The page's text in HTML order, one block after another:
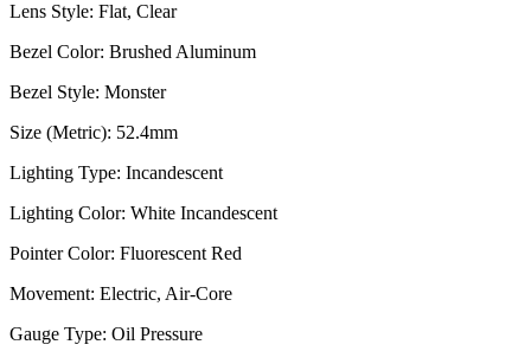
Lens Style: Flat, Clear
Bezel Color: Brushed Aluminum
Bezel Style: Monster
Size (Metric): 52.4mm
Lighting Type: Incandescent
Lighting Color: White Incandescent
Pointer Color: Fluorescent Red
Movement: Electric, Air-Core
Gauge Type: Oil Pressure